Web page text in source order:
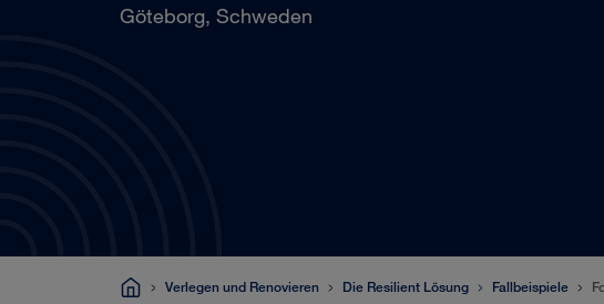
Göteborg, Schweden
Verlegen und Renovieren Die Resilient Lösung Fallbeispiele